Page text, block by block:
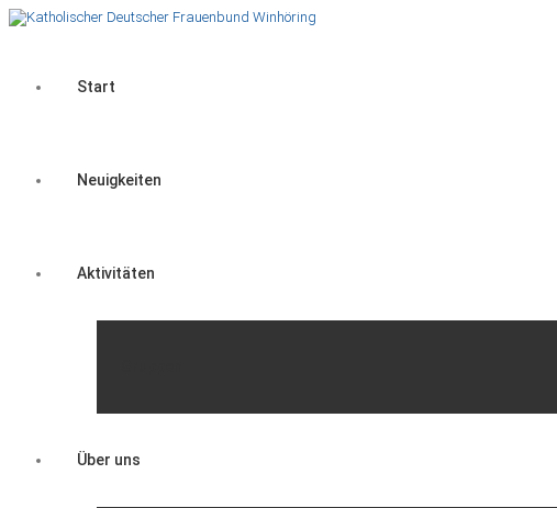
Start
Neuigkeiten
Aktivitäten
Über uns